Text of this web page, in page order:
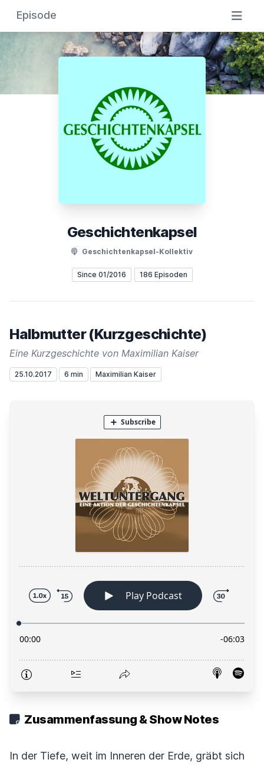
Episode
Geschichtenkapsel
Geschichtenkapsel-Kollektiv
Since 01/2016 186 Episoden
Halbmutter (Kurzgeschichte)
Eine Kurzgeschichte von Maximilian Kaiser
25.10.2017 6 min Maximilian Kaiser
Zusammenfassung & Show Notes
In der Tiefe, weit im Inneren der Erde, gräbt sich